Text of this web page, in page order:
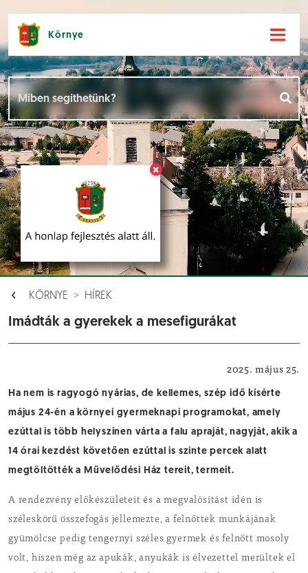
×
Környe
KÖRNYE HÍREK
Imádták a gyerekek a mesefigurákat
2025. május 25.
Ha nem is ragyogó nyárias, de kellemes, szép idő kísérte
május 24-én a környei gyermeknapi programokat, amely
ezúttal is több helyszínen várta a falu apraját, nagyját, akik a
14 órai kezdést követően ezúttal is szinte percek alatt
megtöltötték a Művelődési Ház tereit, termeit.
A rendezvény előkészületeit és a megvalósítást idén is
széleskörű összefogás jellemezte, a felnőttek munkájának
gyümölcse pedig tengernyi széles gyermek és felnőtt mosoly
volt, hiszen még az apukák, anyukák is élvezettel merültek el
Hírek [
Események []
Dokumentumok []
Aloldalak [ ]